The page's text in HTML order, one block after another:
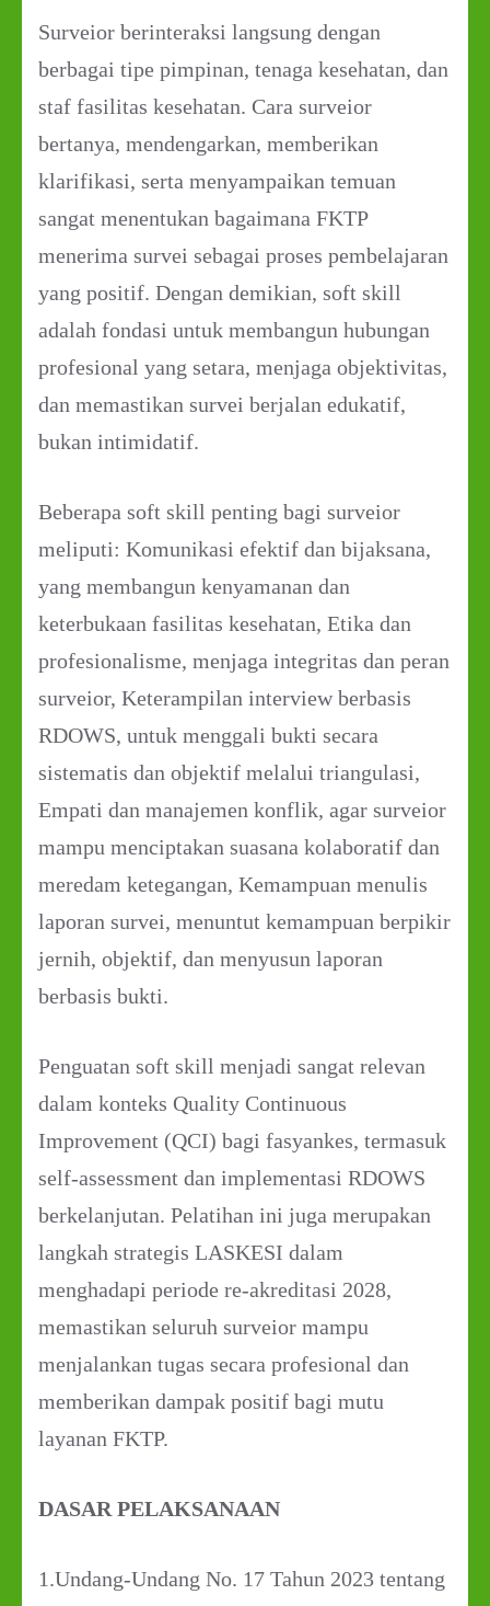
Surveior berinteraksi langsung dengan
berbagai tipe pimpinan, tenaga kesehatan, dan
staf fasilitas kesehatan. Cara surveior
bertanya, mendengarkan, memberikan
klarifikasi, serta menyampaikan temuan
sangat menentukan bagaimana FKTP
menerima survei sebagai proses pembelajaran
yang positif. Dengan demikian, soft skill
adalah fondasi untuk membangun hubungan
profesional yang setara, menjaga objektivitas,
dan memastikan survei berjalan edukatif,
bukan intimidatif.
Beberapa soft skill penting bagi surveior
meliputi: Komunikasi efektif dan bijaksana,
yang membangun kenyamanan dan
keterbukaan fasilitas kesehatan, Etika dan
profesionalisme, menjaga integritas dan peran
surveior, Keterampilan interview berbasis
RDOWS, untuk menggali bukti secara
sistematis dan objektif melalui triangulasi,
Empati dan manajemen konflik, agar surveior
mampu menciptakan suasana kolaboratif dan
meredam ketegangan, Kemampuan menulis
laporan survei, menuntut kemampuan berpikir
jernih, objektif, dan menyusun laporan
berbasis bukti.
Penguatan soft skill menjadi sangat relevan
dalam konteks Quality Continuous
Improvement (QCI) bagi fasyankes, termasuk
self-assessment dan implementasi RDOWS
berkelanjutan. Pelatihan ini juga merupakan
langkah strategis LASKESI dalam
menghadapi periode re-akreditasi 2028,
memastikan seluruh surveior mampu
menjalankan tugas secara profesional dan
memberikan dampak positif bagi mutu
layanan FKTP.
DASAR PELAKSANAAN
1.Undang-Undang No. 17 Tahun 2023 tentang